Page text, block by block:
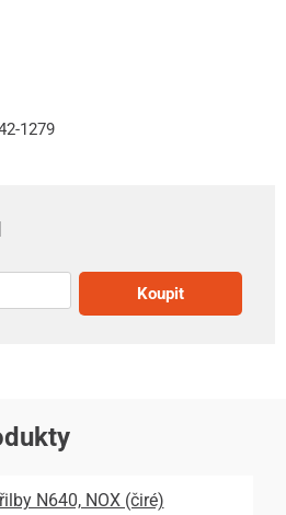
1279
Koupit
N640, NOX (čiré)